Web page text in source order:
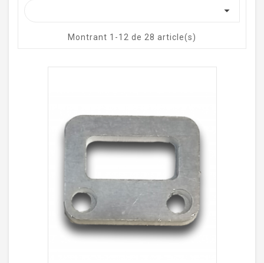

Montrant 1-12 de 28 article(s)